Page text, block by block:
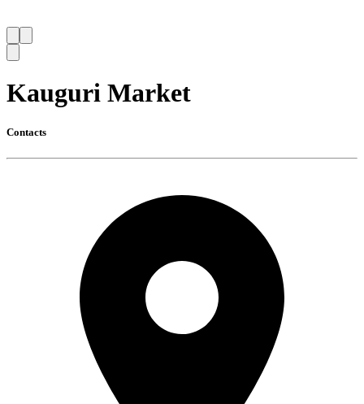
Kauguri Market
Contacts